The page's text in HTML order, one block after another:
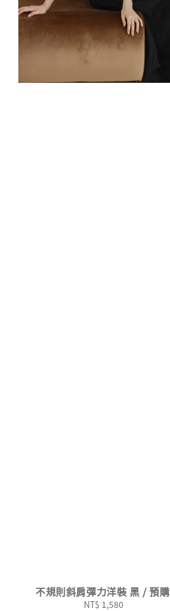
不規則斜肩彈力洋裝 黑 / 預購
Regular
NT$ 1,580